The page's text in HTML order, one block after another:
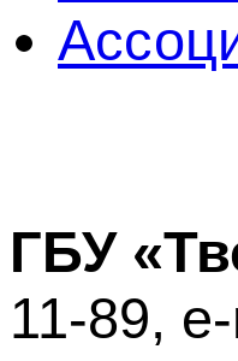
ГБУ
11-89,